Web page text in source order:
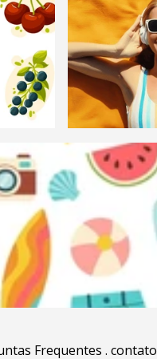
Frequentes . contato